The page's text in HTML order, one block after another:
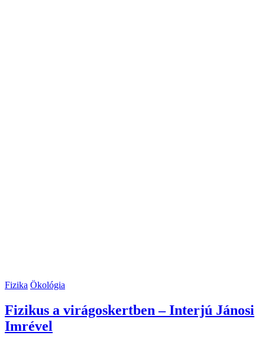
Fizika Ökológia
Fizikus a virágoskertben – Interjú Jánosi
Imrével